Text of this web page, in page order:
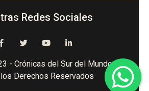
Redes Sociales
- Crónicas del Sur del Mundo -
Derechos Reservados